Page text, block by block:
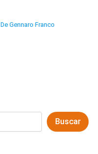
De Gennaro Franco
Buscar